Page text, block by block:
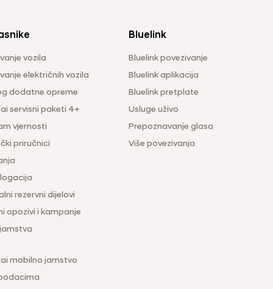
vozila
električnih vozila
dodatne opreme
servisni paketi 4+
vjernosti
priručnici
rezervni dijelovi
opozivi i kampanje
mobilno jamstvo
Bluelink
Bluelink povezivanje
Bluelink aplikacija
Bluelink pretplate
Usluge uživo
Prepoznavanje glasa
Više povezivanja